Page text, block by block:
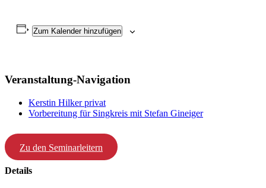
Zum Kalender hinzufügen
Veranstaltung-Navigation
Kerstin Hilker privat
Vorbereitung für Singkreis mit Stefan Gineiger
Zu den Seminarleitern
Details